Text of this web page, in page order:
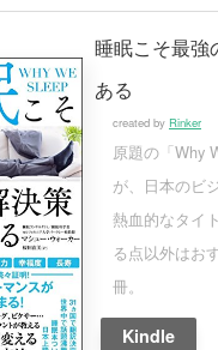
睡眠こそ最強
ある
created by Rinker
原題の「Why
が、日本のビ
熱血的なタイ
る点以外はお
冊。
Kindle